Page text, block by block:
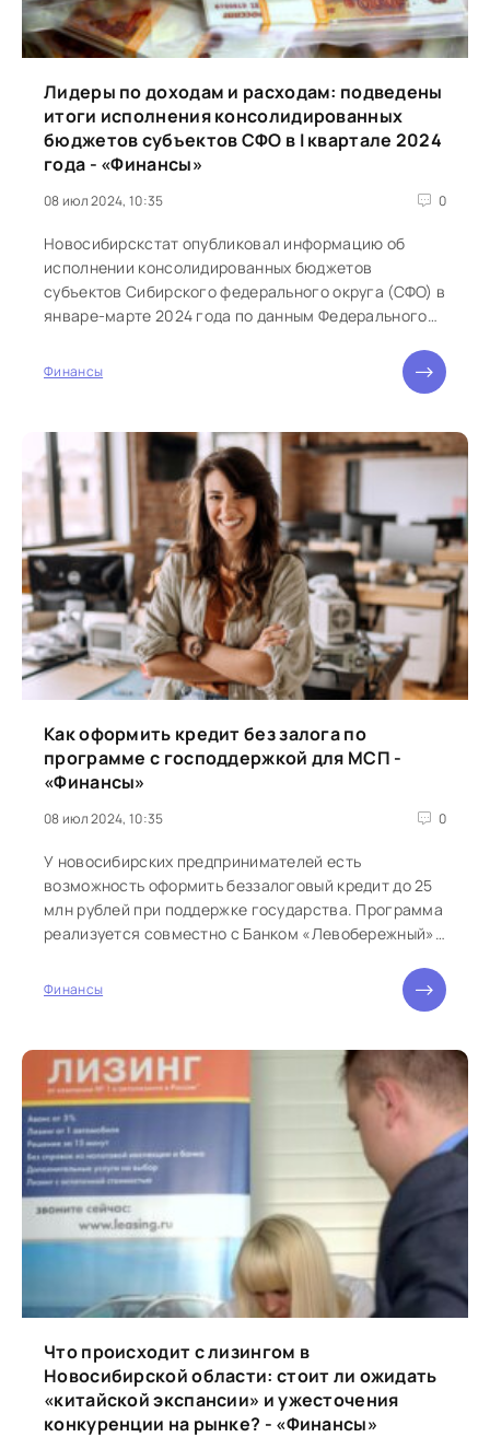
Лидеры по доходам и расходам: подведены
итоги исполнения консолидированных
бюджетов субъектов СФО в I квартале 2024
года - «Финансы»
08 июл 2024, 10:35 0
Новосибирскстат опубликовал информацию об
исполнении консолидированных бюджетов
субъектов Сибирского федерального округа (СФО) в
январе-марте 2024 года по данным Федерального
Финансы
Как оформить кредит без залога по
программе с господдержкой для МСП -
«Финансы»
08 июл 2024, 10:35 0
У новосибирских предпринимателей есть
возможность оформить беззалоговый кредит до 25
млн рублей при поддержке государства. Программа
реализуется совместно с Банком «Левобережный».
Финансы
Что происходит с лизингом в
Новосибирской области: стоит ли ожидать
«китайской экспансии» и ужесточения
конкуренции на рынке? - «Финансы»